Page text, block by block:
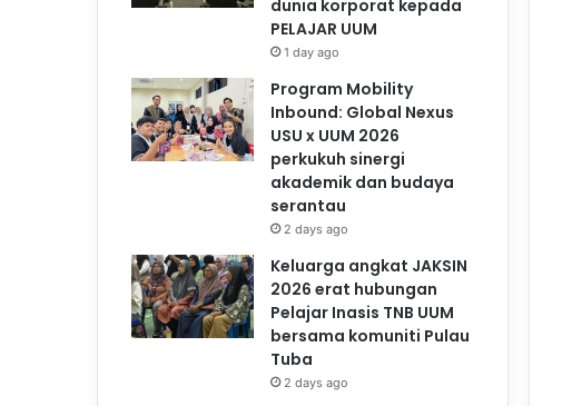
dunia korporat kepada
PELAJAR UUM
1 day ago
Program Mobility
Inbound: Global Nexus
USU x UUM 2026
perkukuh sinergi
akademik dan budaya
serantau
2 days ago
Keluarga angkat JAKSIN
2026 erat hubungan
Pelajar Inasis TNB UUM
bersama komuniti Pulau
Tuba
2 days ago